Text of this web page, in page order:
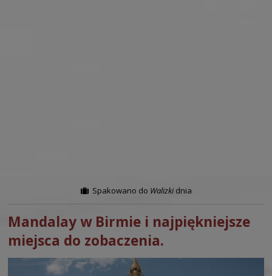
Spakowano do Walizkidnia
Mandalay w Birmie i najpiękniejsze
miejsca do zobaczenia.